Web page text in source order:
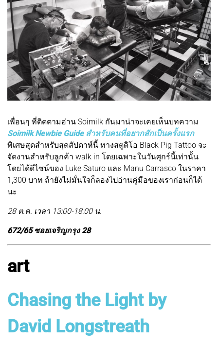
เพื่อนๆ ที่ติดตามอ่าน Soimilk กันมาน่าจะเคยเห็นบทความ
Soimilk Newbie Guide สำหรับคนที่อยากสักเป็นครั้งแรก
พิเศษสุดสำหรับสุดสัปดาห์นี้ ทางสตูดิโอ Black Pig Tattoo จะ
จัดงานสำหรับลูกค้า walk in โดยเฉพาะในวันศุกร์นี้เท่านั้น
โดยได้ดีไซน์ของ Luke Saturo และ Manu Carrasco ในราคา
1,300 บาท ถ้ายังไม่มั่นใจก็ลองไปอ่านคู่มือของเราก่อนก็ได้
นะ
28 ต.ค. เวลา 13:00-18:00 น.
672/65 ซอยเจริญกรุง 28
art
Chasing the Light by
David Longstreath